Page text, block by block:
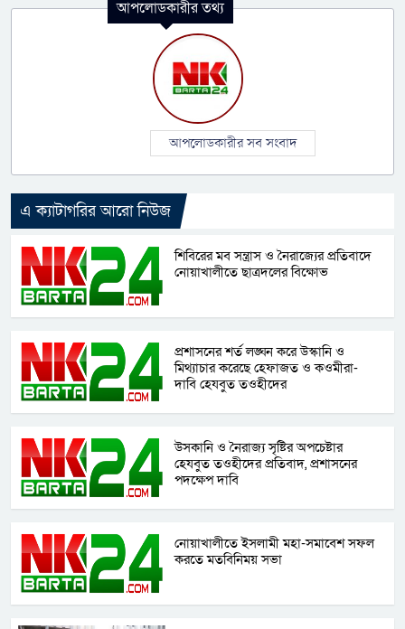
আপলোডকারীর তথ্য
আপলোডকারীর সব সংবাদ
এ ক্যাটাগরির আরো নিউজ
শিবিরের মব সন্ত্রাস ও নৈরাজ্যের প্রতিবাদে
নোয়াখালীতে ছাত্রদলের বিক্ষোভ
প্রশাসনের শর্ত লঙ্ঘন করে উস্কানি ও
মিথ্যাচার করেছে হেফাজত ও কওমীরা-
দাবি হেযবুত তওহীদের
উসকানি ও নৈরাজ্য সৃষ্টির অপচেষ্টার
হেযবুত তওহীদের প্রতিবাদ, প্রশাসনের
পদক্ষেপ দাবি
নোয়াখালীতে ইসলামী মহা-সমাবেশ সফল
করতে মতবিনিময় সভা